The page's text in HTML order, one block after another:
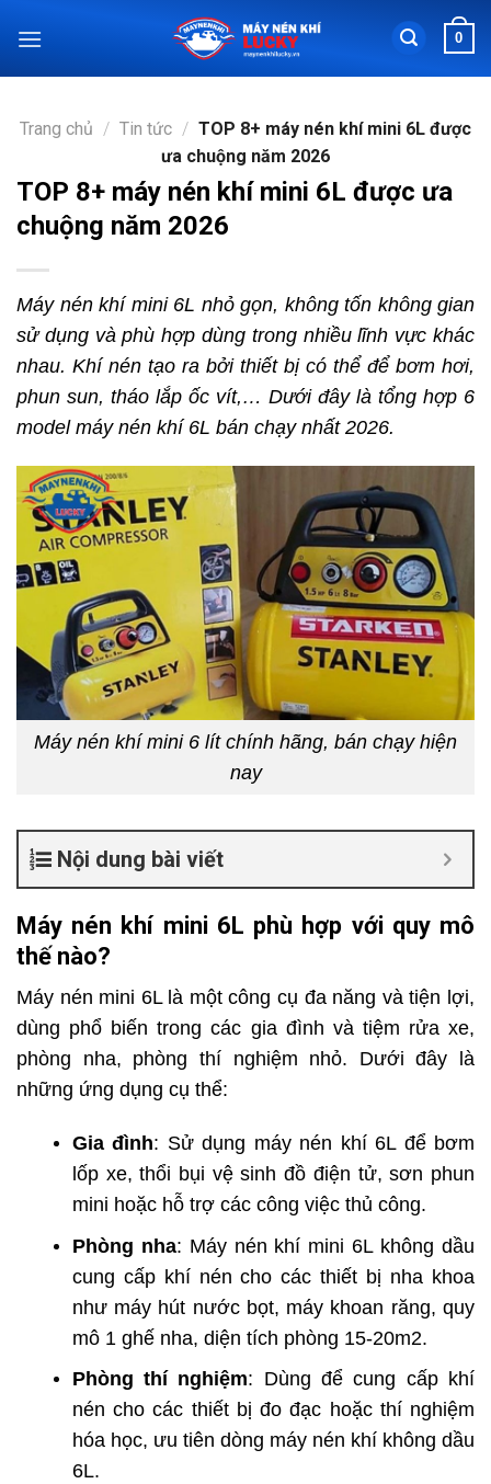
đến
0
Trang chủ / Tin tức / TOP 8+ máy nén khí mini 6L được
ưa chuộng năm 2026
TOP 8+ máy nén khí mini 6L được ưa
chuộng năm 2026
Máy nén khí mini 6L nhỏ gọn, không tốn không gian
sử dụng và phù hợp dùng trong nhiều lĩnh vực khác
nhau. Khí nén tạo ra bởi thiết bị có thể để bơm hơi,
phun sun, tháo lắp ốc vít,… Dưới đây là tổng hợp 6
model máy nén khí 6L bán chạy nhất 2026.
Máy nén khí mini 6 lít chính hãng, bán chạy hiện
nay
Nội dung bài viết
Máy nén khí mini 6L phù hợp với quy mô
thế nào?
Máy nén mini 6L là một công cụ đa năng và tiện lợi,
dùng phổ biến trong các gia đình và tiệm rửa xe,
phòng nha, phòng thí nghiệm nhỏ. Dưới đây là
những ứng dụng cụ thể:
Gia đình: Sử dụng máy nén khí 6L để bơm
lốp xe, thổi bụi vệ sinh đồ điện tử, sơn phun
mini hoặc hỗ trợ các công việc thủ công.
Phòng nha: Máy nén khí mini 6L không dầu
cung cấp khí nén cho các thiết bị nha khoa
như máy hút nước bọt, máy khoan răng, quy
mô 1 ghế nha, diện tích phòng 15-20m2.
Phòng thí nghiệm: Dùng để cung cấp khí
nén cho các thiết bị đo đạc hoặc thí nghiệm
hóa học, ưu tiên dòng máy nén khí không dầu
6L.